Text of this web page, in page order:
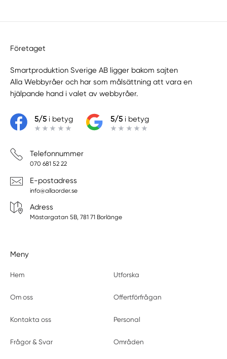
Företaget
Smartproduktion Sverige AB ligger bakom sajten
Alla Webbyråer och har som målsättning att vara en
hjälpande hand i valet av webbyråer.
5/5i betyg 5/5i betyg
Telefonnummer
070 681 52 22
E-postadress
info@allaorder.se
Adress
Mästargatan 5B, 781 71 Borlänge
Meny
Hem Utforska
Om oss Offertförfrågan
Kontakta oss Personal
Frågor & Svar Områden